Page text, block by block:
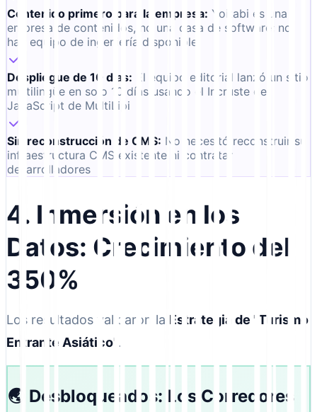
Contenido primero para la empresa: Yoitabi es una
empresa de contenidos, no una casa de software; no
hay equipo de ingeniería disponible
Despliegue de 10 días:
El equipo editorial lanzó un sitio
multilingüe en solo 10 días usando el Incruste de
JavaScript de MultiLipi
Sin reconstrucción de CMS: No necesitó reconstruir su
infraestructura CMS existente ni contratar
desarrolladores
4. Inmersión en los
Datos: Crecimiento del
350%
Los resultados validaron la Estrategia de "Turismo
Entrante Asiático" .
🌏 Desbloqueados: Los Corredores